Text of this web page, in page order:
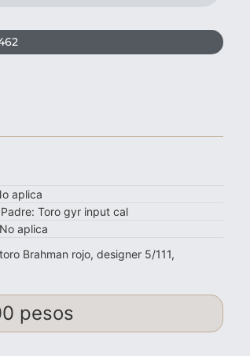
aplica
Padre: Toro gyr input cal
No aplica
Brahman rojo, designer 5/111,
pesos